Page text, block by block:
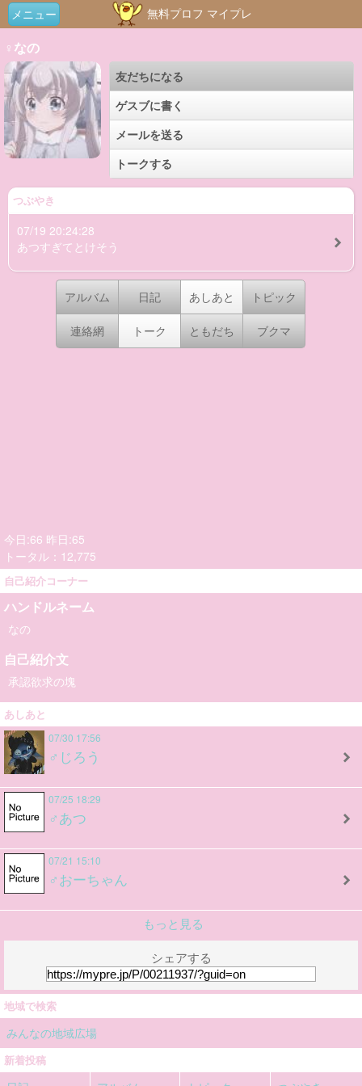
メニュー 無料プロフ マイプレ
♀なの
友だちになる
ゲスブに書く
メールを送る
トークする
つぶやき
07/19 20:24:28
あつすぎてとけそう
アルバム 日記 あしあと トピック
連絡網 トーク ともだち ブクマ
今日:66 昨日:65
トータル：12,775
自己紹介コーナー
ハンドルネーム
なの
自己紹介文
承認欲求の塊
あしあと
07/30 17:56
♂じろう
07/25 18:29
♂あつ
07/21 15:10
♂おーちゃん
もっと見る
シェアする
地域で検索
みんなの地域広場
新着投稿